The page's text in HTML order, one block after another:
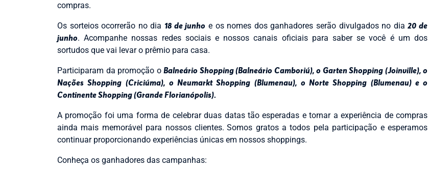
compras.
Os sorteios ocorrerão no dia18 de junho e os nomes dos ganhadores serão divulgados no dia20 de
junho. Acompanhe nossas redes sociais e nossos canais oficiais para saber se você é um dos
sortudos que vai levar o prêmio para casa.
Participaram da promoção oBalneário Shopping (Balneário Camboriú), o Garten Shopping (Joinville), o
Nações Shopping (Criciúma), o Neumarkt Shopping (Blumenau), o Norte Shopping (Blumenau) e o
Continente Shopping (Grande Florianópolis).
A promoção foi uma forma de celebrar duas datas tão esperadas e tornar a experiência de compras
ainda mais memorável para nossos clientes. Somos gratos a todos pela participação e esperamos
continuar proporcionando experiências únicas em nossos shoppings.
Conheça os ganhadores das campanhas: